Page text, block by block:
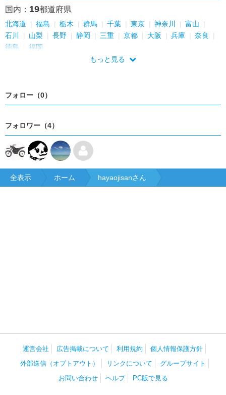
国内： 19都道府県
北海道 福島 栃木 群馬 千葉 東京 神奈川
富山
石川
山梨 長野 静岡 三重 京都 大阪 兵庫
奈良
徳島
福岡
もっと見る
フォロー（0）
フォロワー（4）
全表示 ホーム hayaojisanさん
運営会社 広告掲載について 利用規約
個人情報保護方針
外部送信（オプトアウト）
リンクについて
グループサイト
お問い合わせ
ヘルプ PC版で見る